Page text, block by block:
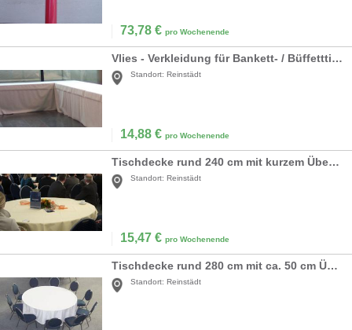
73,78 € pro Wochenende
Vlies - Verkleidung für Bankett- / Büffetttisch
Standort: Reinstädt
14,88 € pro Wochenende
Tischdecke rund 240 cm mit kurzem Überhang
Standort: Reinstädt
15,47 € pro Wochenende
Tischdecke rund 280 cm mit ca. 50 cm Überhang
Standort: Reinstädt